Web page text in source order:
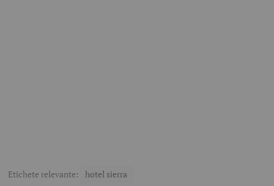
Etichete relevante: hotel sierra